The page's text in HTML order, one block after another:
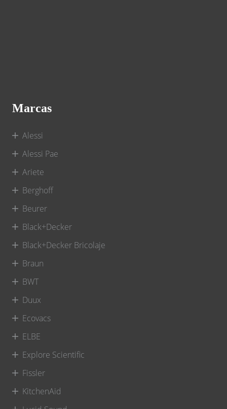
Marcas
Alessi
Alessi Pae
Ariete
Berghoff
Beurer
Black+Decker
Black+Decker Bricolaje
Braun
BWT
Duux
Ecovacs
ELBE
Explore Scientific
Fissler
KitchenAid